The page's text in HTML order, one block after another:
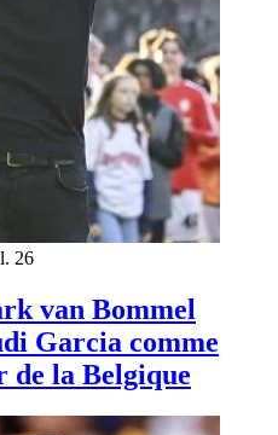
26
van Bommel
Garcia comme
de la Belgique